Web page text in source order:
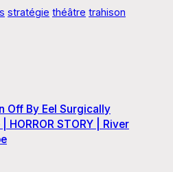
stratégie théâtre trahison
Off By Eel Surgically
HORROR STORY | River